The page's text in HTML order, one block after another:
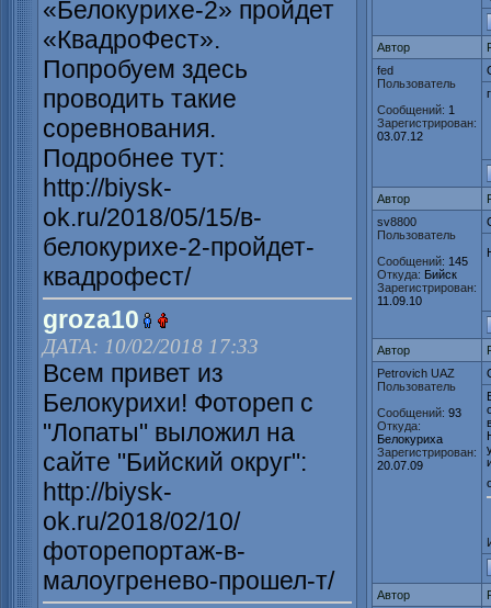
«Белокурихе-2» пройдет
«КвадроФест».
Попробуем здесь
проводить такие
соревнования.
Подробнее тут:
http://biysk-
ok.ru/2018/05/15/в-
белокурихе-2-пройдет-
квадрофест/
groza10
ДАТА: 10/02/2018 17:33
Всем привет из
Белокурихи! Фотореп с
"Лопаты" выложил на
сайте "Бийский округ":
http://biysk-
ok.ru/2018/02/10/
фоторепортаж-в-
малоугренево-прошел-т/
Автор
fed
Пользователь
Сообщений: 1
Зарегистрирован:
03.07.12
Автор
sv8800
Пользователь
Сообщений: 145
Откуда: Бийск
Зарегистрирован:
11.09.10
Автор
Petrovich UAZ
Пользователь
Сообщений: 93
Откуда:
Белокуриха
Зарегистрирован:
20.07.09
Автор